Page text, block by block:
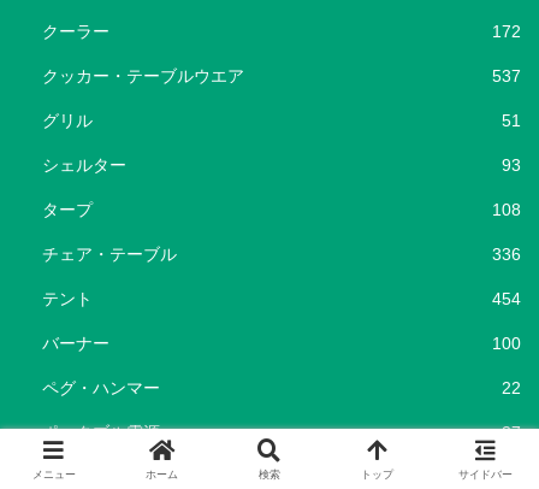
クーラー 172
クッカー・テーブルウエア 537
グリル 51
シェルター 93
タープ 108
チェア・テーブル 336
テント 454
バーナー 100
ペグ・ハンマー 22
ポータブル電源 37
ランタン 192
メニュー ホーム 検索 トップ サイドバー